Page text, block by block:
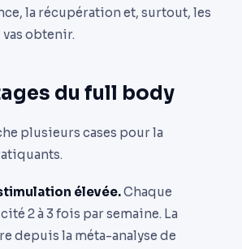
la récupération et, surtout, les
obtenir.
du full body
plusieurs cases pour la
élevée.Chaque
2 à 3 fois par semaine. La
depuis la méta-analyse de